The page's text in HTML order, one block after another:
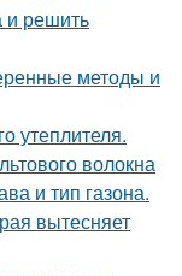
и решить
методы и
утеплителя.
волокна
и тип газона.
вытесняет